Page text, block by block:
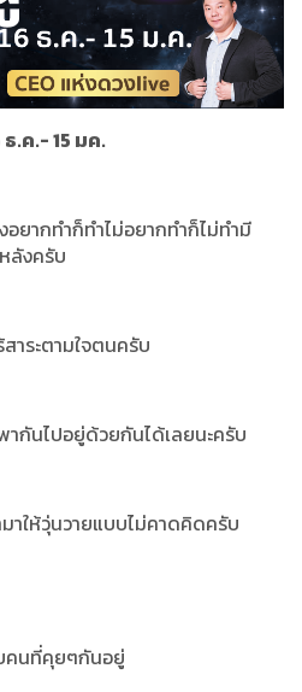
.ค.- 15 มค.
ยากทำก็ทำไม่อยากทำก็ไม่ทำมี
ลังครับ
าระตามใจตนครับ
ากันไปอยู่ด้วยกันได้เลยนะครับ
าให้วุ่นวายแบบไม่คาดคิดครับ
คนที่คุยๆกันอยู่